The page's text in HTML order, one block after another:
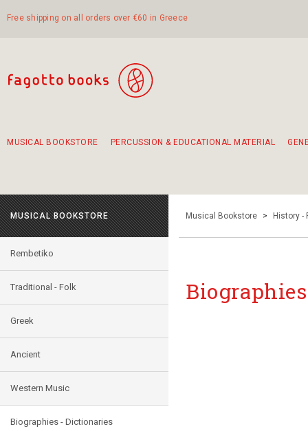
Free shipping on all orders over €60 in Greece
MUSICAL BOOKSTORE PERCUSSION & EDUCATIONAL MATERIAL
MUSICAL BOOKSTORE
Rembetiko
Traditional - Folk
Greek
Ancient
Western Music
Biographies - Dictionaries
Musical Bookstore > History -